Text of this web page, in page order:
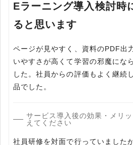
Eラーニング導入検討時
ると思います
ページが見やすく、資料のPDF出
いやすさが高くて学習の邪魔にな
した。社員からの評価もよく継続
品でした。
サービス導入後の効果・メリ
えてください
社員研修を対面で行っていました